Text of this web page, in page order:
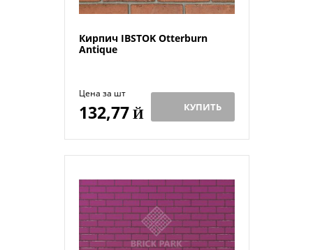
Кирпич IBSTOK Otterburn
Antique
Цена за шт
132,77Й КУПИТЬ